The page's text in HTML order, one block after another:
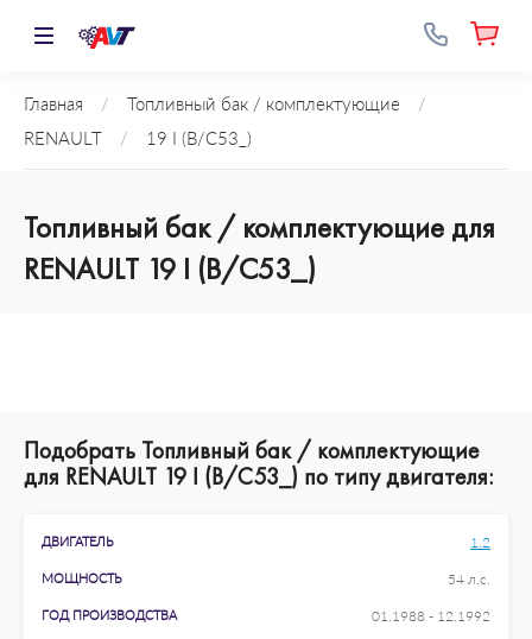
Главная / Топливный бак / комплектующие
/
RENAULT
/ 19 I (B/C53_)
Топливный бак / комплектующие для
RENAULT 19 I (B/C53_)
Подобрать Топливный бак / комплектующие
для RENAULT 19 I (B/C53_) по типу двигателя:
ДВИГАТЕЛЬ 1.2
МОЩНОСТЬ 54 л.с.
ГОД ПРОИЗВОДСТВА 01.1988 - 12.1992